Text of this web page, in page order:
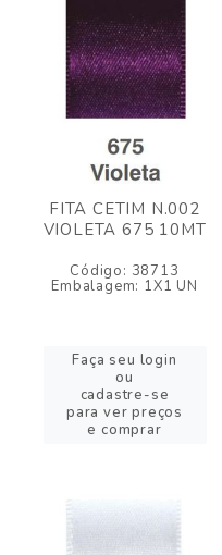
FITA CETIM N.002
VIOLETA 675 10MT
Código: 38713
Embalagem: 1X1 UN
Faça seu login
ou
cadastre-se
para ver preços
e comprar